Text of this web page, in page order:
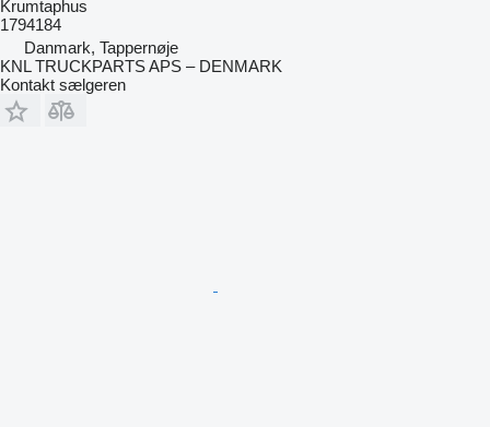
Krumtaphus
1794184
Danmark, Tappernøje
KNL TRUCKPARTS APS – DENMARK
Kontakt sælgeren